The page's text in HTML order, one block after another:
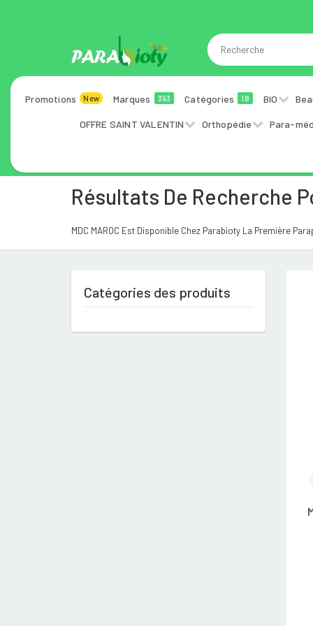
Promotions New Marques 393 Catégories 18 BIO
OFFRE SAINT VALENTIN Orthopédie Para-
Résultats De Recherche
MDC MAROC Est Disponible Chez Parabioty La Première
Catégories des produits